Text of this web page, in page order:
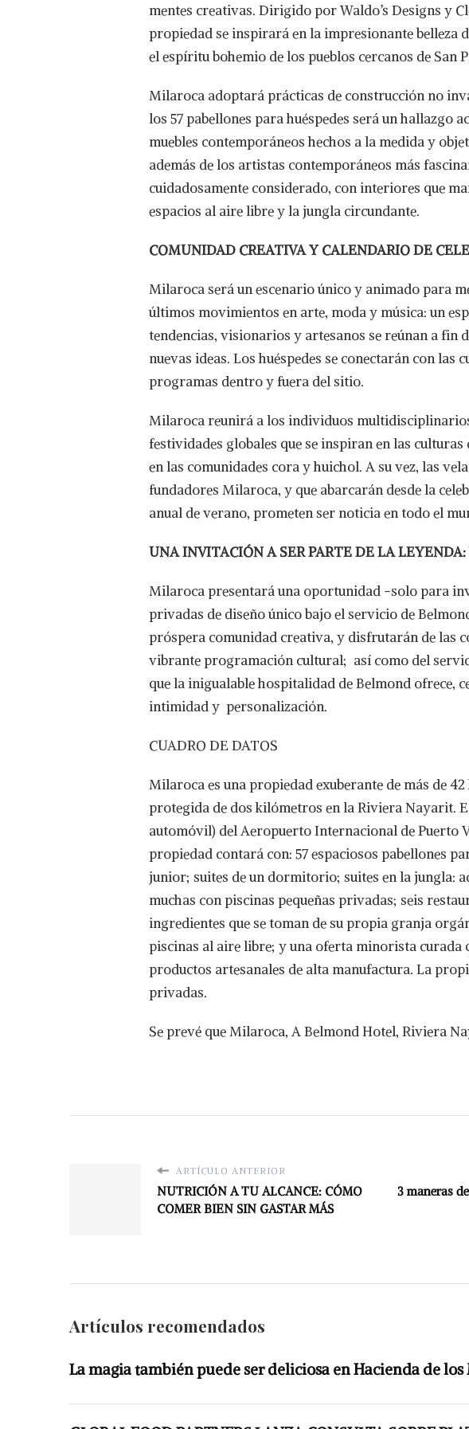
mentes creativas. Dirigido por Waldo’s Designs y
propiedad se inspirará en la impresionante
el espíritu bohemio de los pueblos cercanos de San
Milaroca adoptará prácticas de construcción no
los 57 pabellones para huéspedes será un hallazgo
muebles contemporáneos hechos a la medida y
además de los artistas contemporáneos más
cuidadosamente considerado, con interiores que
espacios al aire libre y la jungla circundante.
COMUNIDAD CREATIVA Y CALENDARIO DE
Milaroca será un escenario único y animado para
últimos movimientos en arte, moda y música: un
tendencias, visionarios y artesanos se reúnan a
nuevas ideas. Los huéspedes se conectarán con
programas dentro y fuera del sitio.
Milaroca reunirá a los individuos
festividades globales que se inspiran en las
en las comunidades cora y huichol. A su vez, las
fundadores Milaroca, y que abarcarán desde la
anual de verano, prometen ser noticia en todo el
UNA INVITACIÓN A SER PARTE DE LA
Milaroca presentará una oportunidad -solo para
privadas de diseño único bajo el servicio de
próspera comunidad creativa, y disfrutarán de las
vibrante programación cultural; así como del
que la inigualable hospitalidad de Belmond ofrece,
intimidad y personalización.
CUADRO DE DATOS
Milaroca es una propiedad exuberante de más de
protegida de dos kilómetros en la Riviera Nayarit.
automóvil) del Aeropuerto Internacional de Puerto
propiedad contará con: 57 espaciosos pabellones
junior; suites de un dormitorio; suites en la jungla:
muchas con piscinas pequeñas privadas; seis
ingredientes que se toman de su propia granja
piscinas al aire libre; y una oferta minorista curada
productos artesanales de alta manufactura. La
privadas.
Se prevé que Milaroca, A Belmond Hotel, Riviera
ARTÍCULO ANTERIOR
NUTRICIÓN A TU ALCANCE: CÓMO
COMER BIEN SIN GASTAR MÁS
3 maneras
Artículos recomendados
La magia también puede ser deliciosa en Hacienda de los